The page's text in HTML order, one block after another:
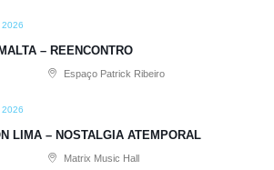
– REENCONTRO
Espaço Patrick Ribeiro
LIMA – NOSTALGIA ATEMPORAL
Matrix Music Hall